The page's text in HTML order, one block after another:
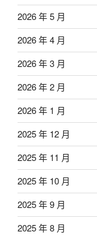
2026 年 5 月
2026 年 4 月
2026 年 3 月
2026 年 2 月
2026 年 1 月
2025 年 12 月
2025 年 11 月
2025 年 10 月
2025 年 9 月
2025 年 8 月